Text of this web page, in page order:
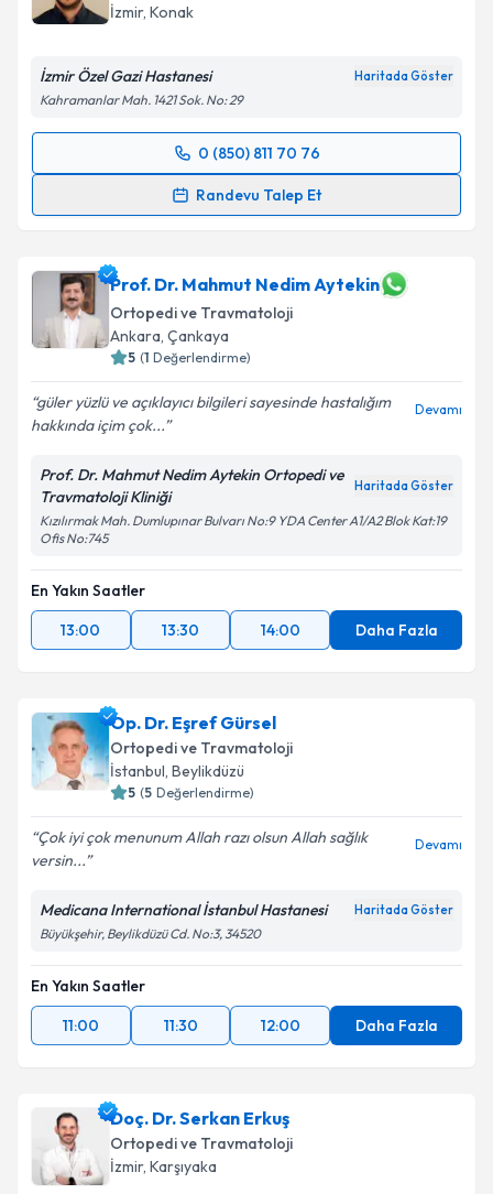
İzmir, Konak
İzmir Özel Gazi Hastanesi Haritada Göster
Kahramanlar Mah. 1421 Sok. No: 29
0 (850) 811 70 76
Randevu Talep Et
Randevu Takvimi Talebi
takvim hazırlandığında e-posta ile bilgilendireceğiz.
E-posta Adresiniz
Kişisel verilerimin işlenmesine ilişkin
kapsamda işlenmesini kabul ediyorum.
Prof. Dr. Mahmut Nedim Aytekin
Ortopedi ve Travmatoloji
Ankara, Çankaya
5 (1 Değerlendirme)
güler yüzlü ve açıklayıcı bilgileri sayesinde hastalığım
hakkında içim çok...
Devamı
Prof. Dr. Mahmut Nedim Aytekin Ortopedi ve
Travmatoloji Kliniği
Haritada Göster
Kızılırmak Mah. Dumlupınar Bulvarı No:9 YDA Center A1/A2 Blok Kat:19
Ofis No:745
En Yakın Saatler
13:00
13:30 14:00 Daha Fazla
Op. Dr. Eşref Gürsel
Ortopedi ve Travmatoloji
İstanbul, Beylikdüzü
5 (5 Değerlendirme)
Çok iyi çok menunum Allah razı olsun Allah sağlık
versin...
Devamı
Medicana International İstanbul Hastanesi Haritada Göster
Büyükşehir, Beylikdüzü Cd. No:3, 34520
En Yakın Saatler
11:00
11:30 12:00 Daha Fazla
Doç. Dr. Serkan Erkuş
Ortopedi ve Travmatoloji
İzmir, Karşıyaka